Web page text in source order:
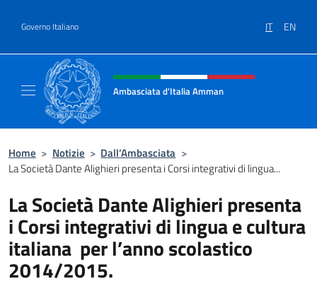
Governo Italiano IT EN
Intestazione sito, social e menù
Ambasciata d'Italia Amman
Home > Notizie > Dall’Ambasciata >
La Società Dante Alighieri presenta i Corsi integrativi di lingua...
La Società Dante Alighieri presenta
i Corsi integrativi di lingua e cultura
italiana per l’anno scolastico
2014/2015.